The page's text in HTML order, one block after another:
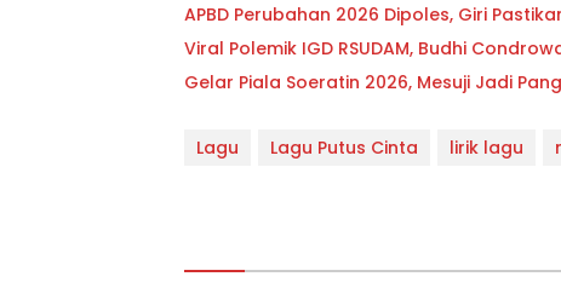
APBD Perubahan 2026 Dipoles, Giri
Viral Polemik IGD RSUDAM, Budhi
Gelar Piala Soeratin 2026, Mesuji Jadi
Lagu Lagu Putus Cinta lirik lagu